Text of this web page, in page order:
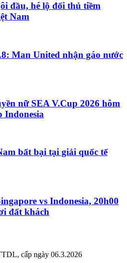
đầu, hé lộ đối thủ tiềm
Nam
Man United nhận gáo nước
nữ SEA V.Cup 2026 hôm
Indonesia
bất bại tại giải quốc tế
vs Indonesia, 20h00
đất khách
cấp ngày 06.3.2026